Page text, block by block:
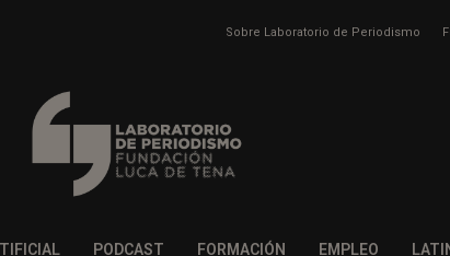
Sobre Laboratorio de Periodismo
PODCAST FORMACIÓN EMPLEO